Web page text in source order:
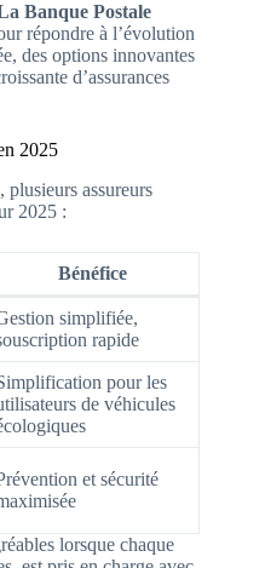
Banque Postale
répondre à l’évolution
des options innovantes
d’assurances
2025
plusieurs assureurs
2025 :
Bénéfice
simplifiée,
rapide
pour les
de véhicules
et sécurité
lorsque chaque